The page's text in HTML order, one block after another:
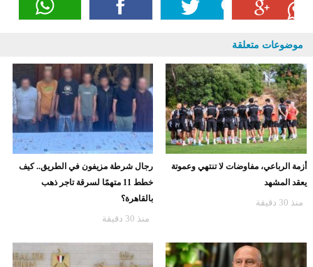
موضوعات متعلقة
أزمة الرباعي، مفاوضات لا تنتهي وعموتة
يعقد المشهد
منذ 30 دقيقة
رجال شرطة مزيفون في الطريق.. كيف
خطط 11 متهمًا لسرقة تاجر ذهب
بالقاهرة؟
منذ 30 دقيقة